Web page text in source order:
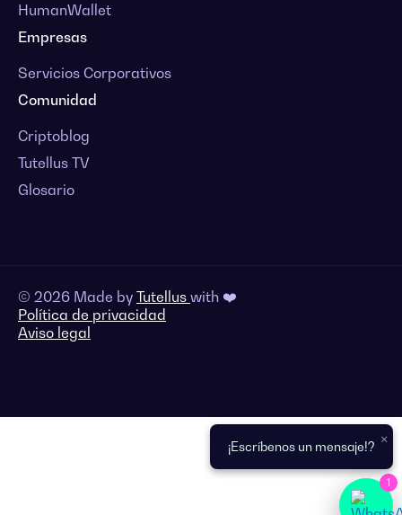
HumanWallet
Empresas
Servicios Corporativos
Comunidad
Criptoblog
Tutellus TV
Glosario
© 2026 Made by Tutellus with ❤️
Política de privacidad
Aviso legal
1
×
¡Escríbenos un mensaje!?